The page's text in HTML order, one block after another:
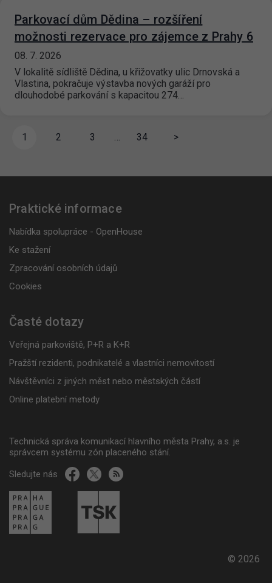
Parkovací dům Dědina – rozšíření
možnosti rezervace pro zájemce z Prahy 6
08. 7. 2026
V lokalitě sídliště Dědina, u křižovatky ulic Drnovská a
Vlastina, pokračuje výstavba nových garáží pro
dlouhodobé parkování s kapacitou 274…
1 2 3 … 34 >
Praktické informace
Nabídka spolupráce - OpenHouse
Ke stažení
Zpracování osobních údajů
Cookies
Časté dotazy
Veřejná parkoviště, P+R a K+R
Pražští rezidenti, podnikatelé a vlastníci nemovitostí
Návštěvníci z jiných měst nebo městských částí
Online platební metody
Technická správa komunikací hlavního města Prahy, a.s. je
správcem systému zón placeného stání.
Sledujte nás
© 2026